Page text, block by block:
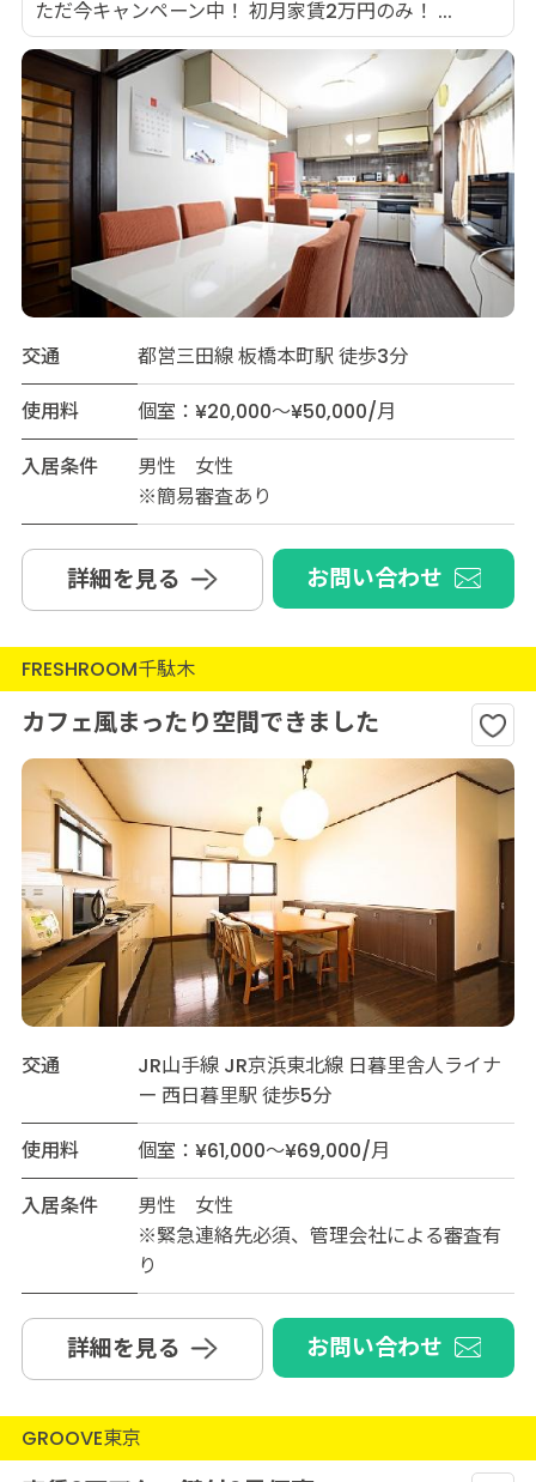
ただ今キャンペーン中！ 初月家賃2万円のみ！ ...
交通
都営三田線 板橋本町駅 徒歩3分
使用料
個室：¥20,000～¥50,000/月
入居条件
男性 女性
※簡易審査あり
詳細を見る お問い合わせ
FRESHROOM千駄木
カフェ風まったり空間できました
交通
JR山手線 JR京浜東北線 日暮里舎人ライナ
ー 西日暮里駅 徒歩5分
使用料
個室：¥61,000～¥69,000/月
入居条件
男性 女性
※緊急連絡先必須、管理会社による審査有
り
詳細を見る お問い合わせ
GROOVE東京